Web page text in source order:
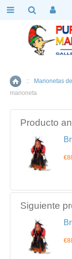
Inicio
:: Marionetas
marioneta
Producto
Siguiente